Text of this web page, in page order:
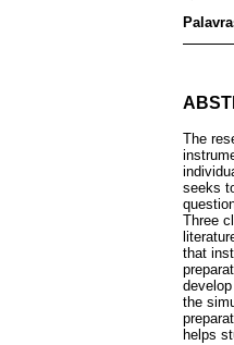
The
seeks
Three
that
the
helps